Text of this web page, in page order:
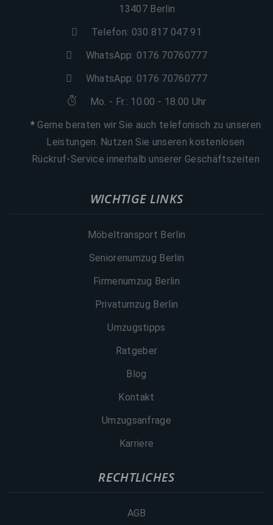
13407 Berlin
Telefon: 030 817 047 91
WhatsApp: 0176 70760777
WhatsApp: 0176 70760777
Mo. - Fr.: 10.00 - 18.00 Uhr
*Gerne beraten wir Sie auch telefonisch zu unseren
Leistungen. Nutzen Sie unseren kostenlosen
Rückruf-Service innerhalb unserer Geschäftszeiten
WICHTIGE LINKS
Möbeltransport Berlin
Seniorenumzug Berlin
Firmenumzug Berlin
Privatumzug Berlin
Umzugstipps
Ratgeber
Blog
Kontakt
Umzugsanfrage
Karriere
RECHTLICHES
AGB